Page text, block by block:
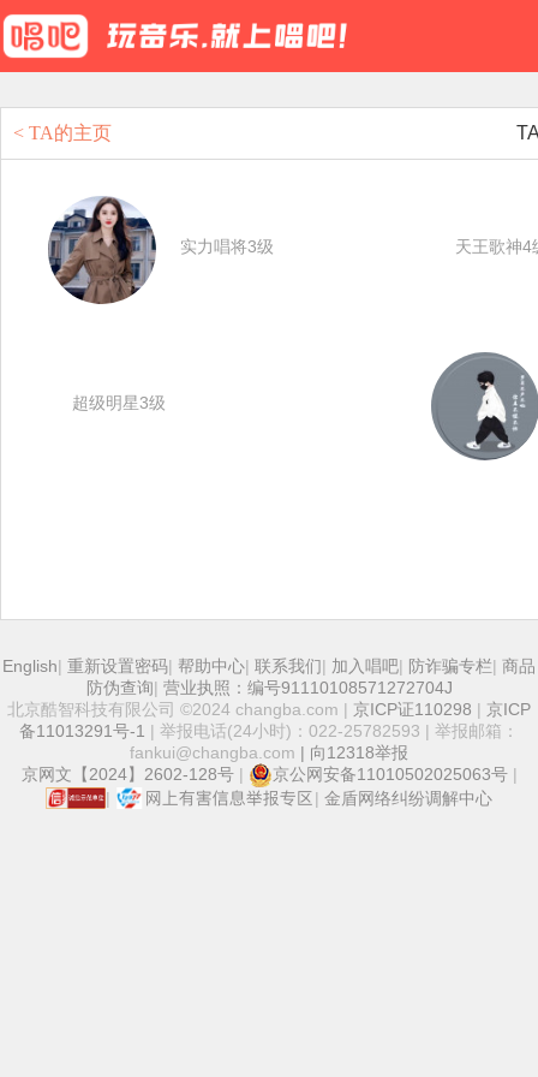
< TA的主页
实力唱将3级 天王歌神4
超级明星3级
English| 重新设置密码| 帮助中心| 联系我们| 加入唱吧| 防诈骗专栏| 商品
防伪查询| 营业执照：编号91110108571272704J
北京酷智科技有限公司 ©2024 changba.com | 京ICP证110298 | 京ICP
备11013291号-1 | 举报电话(24小时)：022-25782593 | 举报邮箱：
fankui@changba.com | 向12318举报
京网文【2024】2602-128号| 京公网安备11010502025063号 |
|
|金盾网络纠纷调解中心